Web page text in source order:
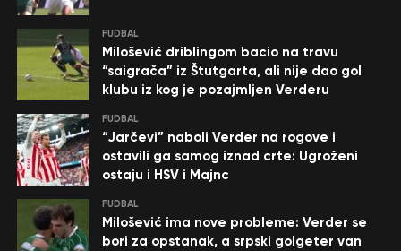
FUDBAL
Milošević driblingom bacio na travu
“saigrača” iz Štutgarta, ali nije dao gol
klubu iz kog je pozajmljen Verderu
FUDBAL
“Jarčevi” naboli Verder na rogove i
ostavili ga samog iznad crte: Ugroženi
ostaju i HSV i Majnc
FUDBAL
Milošević ima nove probleme: Verder se
bori za opstanak, a srpski golgeter van